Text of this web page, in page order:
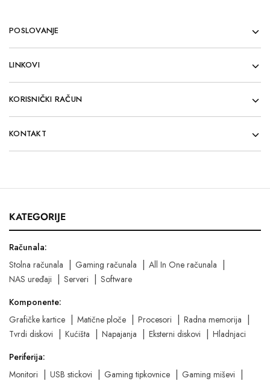
POSLOVANJE
LINKOVI
KORISNIČKI RAČUN
KONTAKT
KATEGORIJE
Računala:
Stolna računala
Gaming računala
All In One računala
NAS uređaji
Serveri
Software
Komponente:
Grafičke kartice
Matične ploče Procesori
Radna memorija
Tvrdi diskovi
Kućišta Napajanja Eksterni diskovi
Hladnjaci
Periferija:
Monitori
USB stickovi Gaming tipkovnice
Gaming miševi